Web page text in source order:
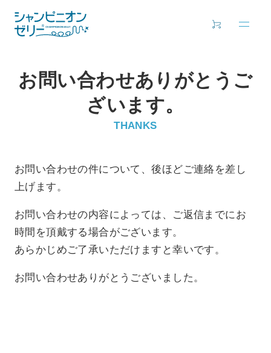
お問い合わせありがとうご
ざいます。
THANKS
お問い合わせの件について、後ほどご連絡を差し
上げます。
お問い合わせの内容によっては、ご返信までにお
時間を頂戴する場合がございます。
あらかじめご了承いただけますと幸いです。
お問い合わせありがとうございました。